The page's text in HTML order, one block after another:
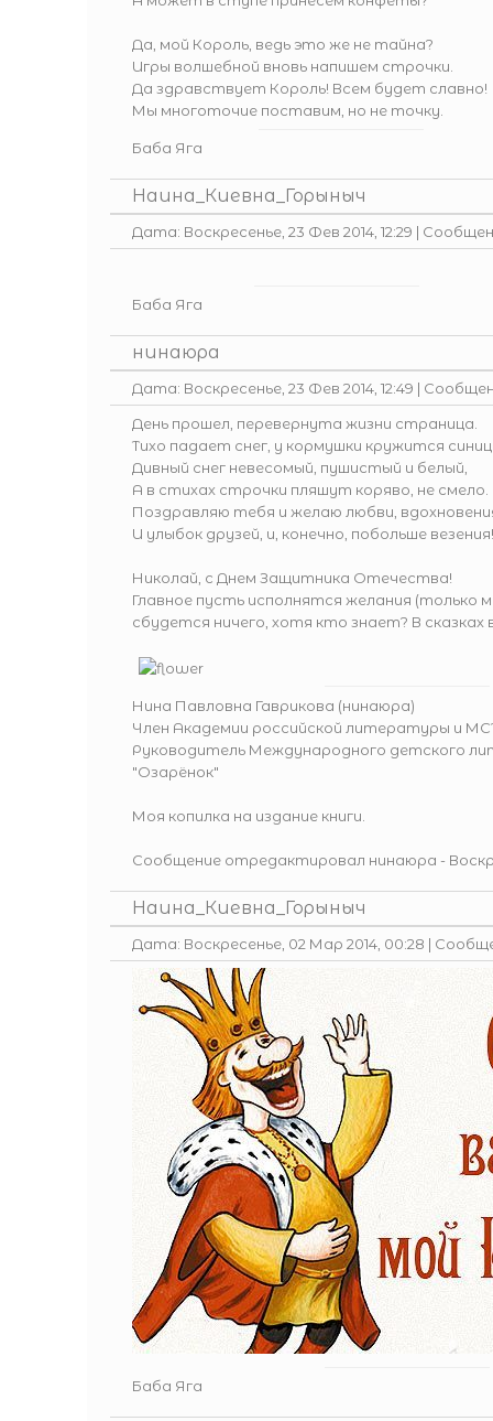
Да, мой Король, ведь это же не тайна?
Игры волшебной вновь напишем строчки.
Да здравствует Король! Всем будет славно!
Мы многоточие поставим, но не точку.
Баба Яга
Наина_Киевна_Горыныч
Дата: Воскресенье, 23 Фев 2014, 12:29 |
Баба Яга
нинаюра
Дата: Воскресенье, 23 Фев 2014, 12:49 |
День прошел, перевернута жизни страница.
Тихо падает снег, у кормушки кружится
Дивный снег невесомый, пушистый и белый,
А в стихах строчки пляшут коряво, не смело.
Поздравляю тебя и желаю любви,
И улыбок друзей, и, конечно, побольше
Николай, с Днем Защитника Отечества!
Главное пусть исполнятся желания (только
сбудется ничего, хотя кто знает? В сказках
Нина Павловна Гаврикова (нинаюра)
Член Академии российской литературы и
Руководитель Международного детского
"Озарёнок"
Моя копилка на издание книги.
Сообщение отредактировал нинаюра -
Наина_Киевна_Горыныч
Дата: Воскресенье, 02 Мар 2014, 00:28 |
Баба Яга